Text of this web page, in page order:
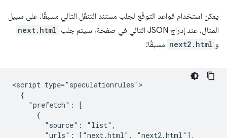
يمكن استخدام قواعد التوقّع لجلب مستند التنقّل التالي مسبقًا. على سبيل
المثال، عند إدراج JSON التالي في صفحة، سيتم جلب
next.html
و next2.html مسبقًا:
<script type="speculationrules">
  {
    "prefetch": [
      {
        "source": "list",
        "urls": ["next.html", "next2.html"],